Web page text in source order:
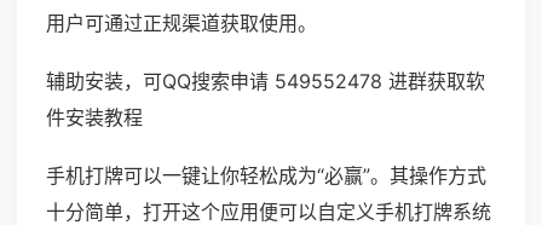
用户可通过正规渠道获取使用。
辅助安装，可QQ搜索申请 549552478 进群获取软
件安装教程
手机打牌可以一键让你轻松成为“必赢”。其操作方式
十分简单，打开这个应用便可以自定义手机打牌系统